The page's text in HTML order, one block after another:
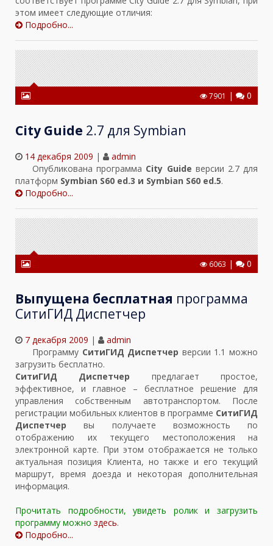
этом имеет следующие отличия:
Подробно...
7901 | 0
City Guide 2.7 для Symbian
14 декабря 2009 |
admin
Опубликована программа City Guide версии 2.7 для
платформ Symbian S60 ed.3 и Symbian S60 ed.5.
Подробно...
6063 | 0
Выпущена бесплатная программа
СитиГИД Диспетчер
7 декабря 2009 |
admin
Программу СитиГИД Диспетчер версии 1.1 можно
загрузить бесплатно.
СитиГИД Диспетчер предлагает простое,
эффективное, и главное – бесплатное решение для
управления собственным автотранспортом. После
регистрации мобильных клиентов в программе СитиГИД
Диспетчер вы получаете возможность по
отображению их текущего местоположения на
электронной карте. При этом отображается не только
актуальная позиция Клиента, но также и его текущий
маршрут, время доезда и некоторая дополнительная
информация.
Прочитать подробности, увидеть ролик и загрузить
программу можно здесь.
Подробно...